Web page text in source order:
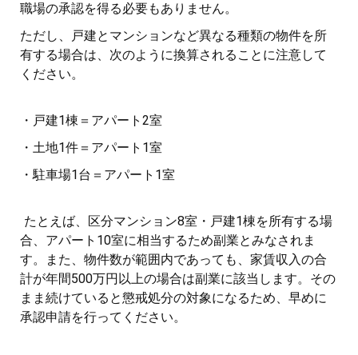
職場の承認を得る必要もありません。
ただし、戸建とマンションなど異なる種類の物件を所
有する場合は、次のように換算されることに注意して
ください。
・戸建1棟＝アパート2室
・土地1件＝アパート1室
・駐車場1台＝アパート1室
たとえば、区分マンション8室・戸建1棟を所有する場
合、アパート10室に相当するため副業とみなされま
す。また、物件数が範囲内であっても、家賃収入の合
計が年間500万円以上の場合は副業に該当します。その
まま続けていると懲戒処分の対象になるため、早めに
承認申請を行ってください。